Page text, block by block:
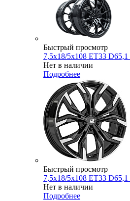
Быстрый просмотр
7,5x18/5x108 ET33
Нет в наличии
Подробнее
Быстрый просмотр
7,5x18/5x108 ET33
Нет в наличии
Подробнее